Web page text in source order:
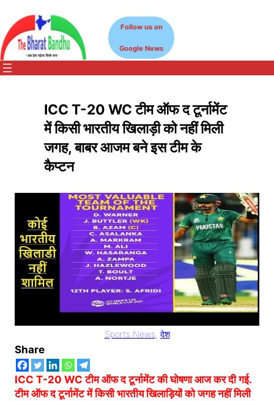
content
Follow us on
Google News
ICC T-20 WC टीम ऑफ द टूर्नामेंट
में किसी भारतीय खिलाड़ी को नहीं मिली
जगह, बाबर आजम बने इस टीम के
कैप्टन
Sports News देश
Share
ICC T-20 WC टीम ऑफ द टूर्नामेंट की घोषणा आज कर दी गई.
टीम ऑफ द टूर्नामेंट में किसी भारतीय खिलाड़ियों को जगह नहीं मिली